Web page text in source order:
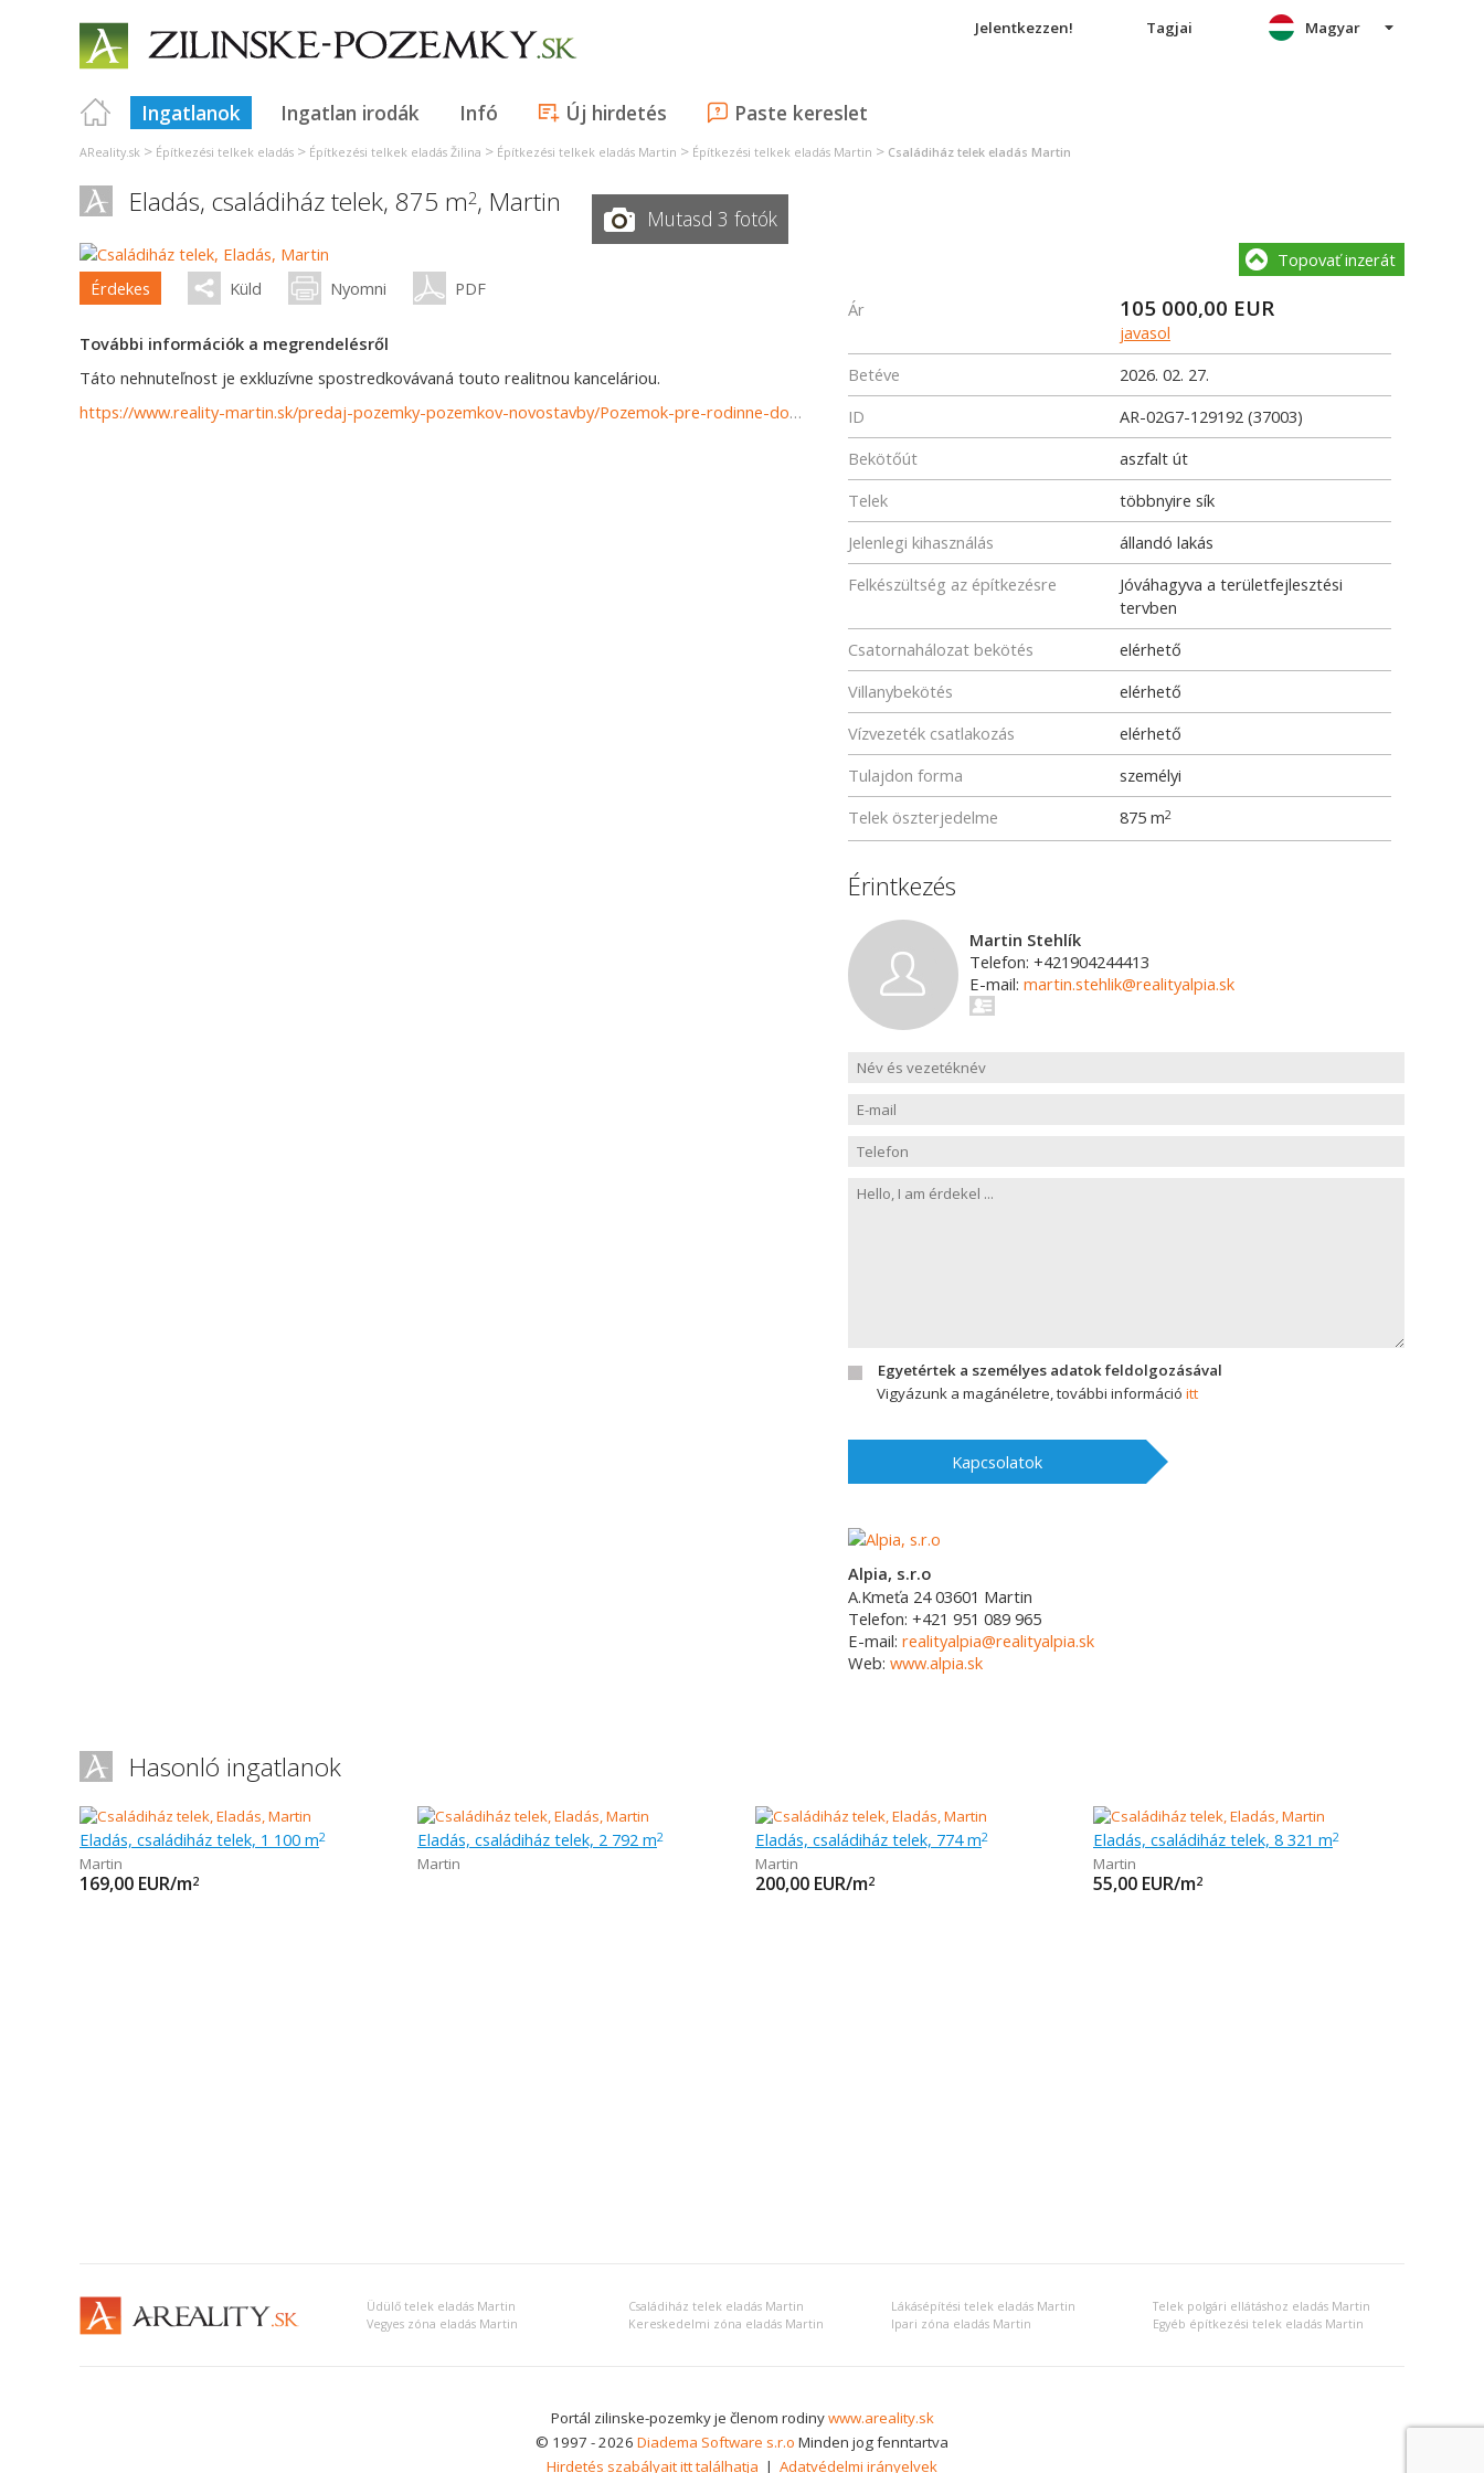
Jelentkezzen! Tagjai
Ingatlanok Ingatlan irodák Infó Új hirdetés Paste kereslet
Magyar
AReality.sk > Építkezési telkek eladás > Építkezési telkek eladás Žilina > Építkezési telkek eladás Martin > Építkezési telkek eladás Martin > Családiház telek eladás Martin
Eladás, családiház telek, 875 m2, Martin Mutasd 3 fotók
Érdekes Küld Nyomni PDF
További információk a megrendelésről
Táto nehnuteľnost je exkluzívne spostredkovávaná touto realitnou kanceláriou.
https://www.reality-martin.sk/predaj-pozemky-pozemkov-novostavby/Pozemok-pre-rodinne-domy-na-predaj-Jahodniky-Martin-37003/?utm_source=areality&utm_medium=xml&utm_term=37003&utm_content=chalupa&utm_campaign=portaly
Topovať inzerát
Ár 105 000,00 EUR
javasol
Betéve
2026. 02. 27.
ID
AR-02G7-129192 (37003)
Bekötőút
aszfalt út
Telek
többnyire sík
Jelenlegi kihasználás
állandó lakás
Felkészültség az építkezésre
Jóváhagyva a területfejlesztési
tervben
Csatornahálozat bekötés
elérhető
Villanybekötés
elérhető
Vízvezeték csatlakozás
elérhető
Tulajdon forma
személyi
Telek öszterjedelme
875 m2
Érintkezés
Martin Stehlík
Telefon: +421904244413
E-mail: martin.stehlik@realityalpia.sk
Egyetértek a személyes adatok feldolgozásával
Vigyázunk a magánéletre, további információ itt
Kapcsolatok
Alpia, s.r.o
A.Kmeťa 24 03601 Martin
Telefon: +421 951 089 965
E-mail: realityalpia@realityalpia.sk
Web: www.alpia.sk
Hasonló ingatlanok
Eladás, családiház telek, 1 100 m2
Martin
169,00 EUR/m2
Eladás, családiház telek, 2 792 m2
Martin
Eladás, családiház telek, 774 m2
Martin
200,00 EUR/m2
Eladás, családiház telek, 8 321 m2
Martin
55,00 EUR/m2
Üdülő telek eladás Martin Családiház telek eladás Martin Lákásépítési telek eladás Martin
Telek polgári ellátáshoz eladás Martin
Vegyes zóna eladás Martin
Kereskedelmi zóna eladás Martin Ipari zóna eladás Martin Egyéb építkezési telek eladás Martin
Portál zilinske-pozemky je členom rodinywww.areality.sk
© 1997 - 2026 Diadema Software s.r.o Minden jog fenntartva
Hirdetés szabályait itt találhatja | Adatvédelmi irányelvek